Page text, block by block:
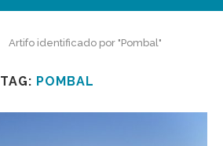
Artifo identificado por "Pombal"
TAG: POMBAL